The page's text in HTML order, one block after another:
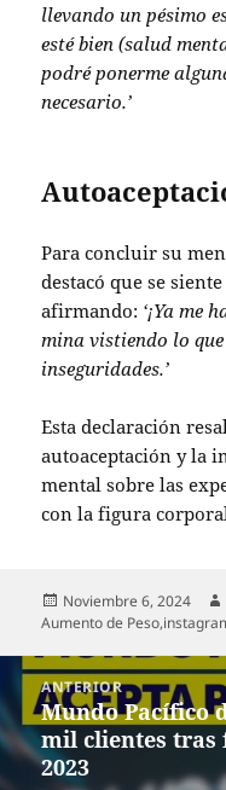
llevando un pésimo
esté bien (salud
podré ponerme
necesario.’
Para concluir su
destacó que se
afirmando: ‘¡Ya me
mina vistiendo lo
inseguridades.’
Esta declaración
autoaceptación y la
mental sobre las
con la figura
Publicado
el
Noviembre 6, 2024
Aumento de Peso,
Navegación
de
entradas
ANTERIOR
Entrada
anterior:
Mundo Pacífico
mil clientes tras
2023